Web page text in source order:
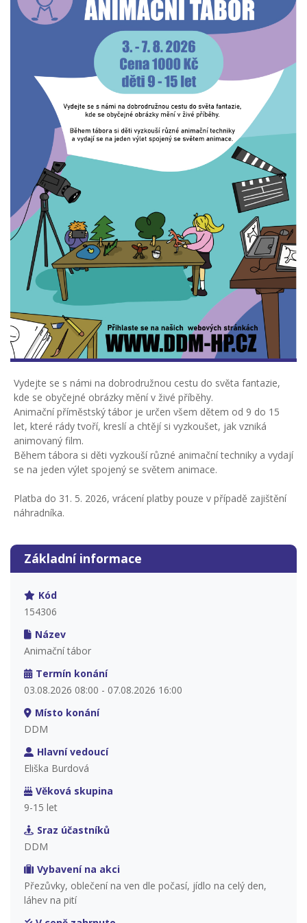
Vydejte se s námi na dobrodružnou cestu do světa fantazie,
kde se obyčejné obrázky mění v živé příběhy.
Animační příměstský tábor je určen všem dětem od 9 do 15
let, které rády tvoří, kreslí a chtějí si vyzkoušet, jak vzniká
animovaný film.
Během tábora si děti vyzkouší různé animační techniky a vydají
se na jeden výlet spojený se světem animace.
Platba do 31. 5. 2026, vrácení platby pouze v případě zajištění
náhradníka.
Základní informace
Kód
154306
Název
Animační tábor
Termín konání
03.08.2026 08:00 - 07.08.2026 16:00
Místo konání
DDM
Hlavní vedoucí
Eliška Burdová
Věková skupina
9-15 let
Sraz účastníků
DDM
Vybavení na akci
Přezůvky, oblečení na ven dle počasí, jídlo na celý den,
láhev na pití